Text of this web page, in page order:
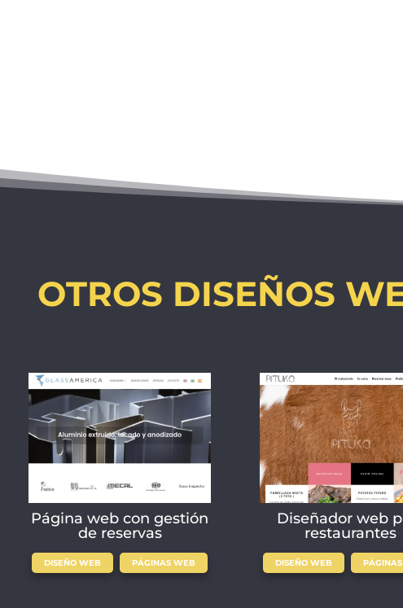
OTROS DISEÑOS
Página web con gestión
de reservas
DISEÑO WEB
,
PÁGINAS WEB
Diseñador web
restaurantes
DISEÑO WEB
,